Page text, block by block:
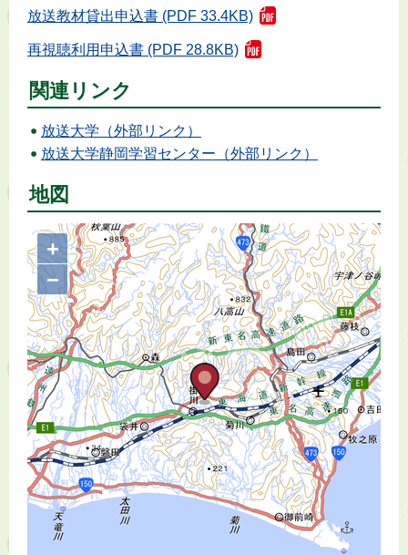
放送教材貸出申込書 (PDF 33.4KB)
再視聴利用申込書 (PDF 28.8KB)
関連リンク
放送大学（外部リンク）
放送大学静岡学習センター（外部リンク）
地図
+
−